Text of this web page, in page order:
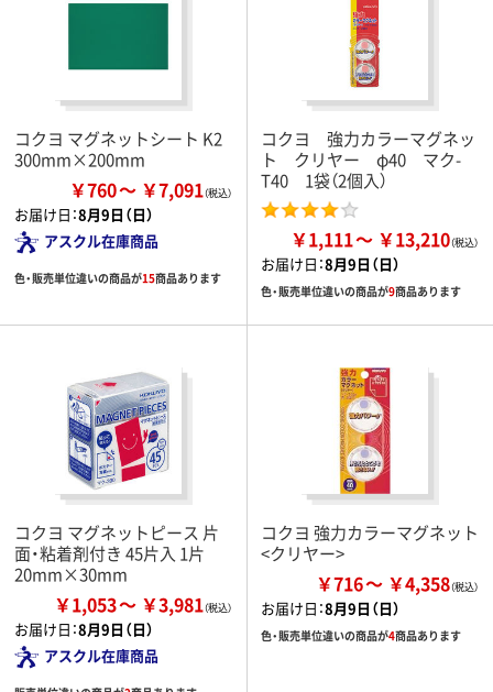
コクヨ マグネットシート K2
300mm×200mm
￥760 ￥7,091
お届け日：8月9日（日）
アスクル在庫商品
色・販売単位違いの商品が15商品あります
コクヨ 強力カラーマグネッ
ト クリヤー φ40 マク-
T40 1袋（2個入）
￥1,111 ￥13,210
お届け日：8月9日（日）
色・販売単位違いの商品が9商品あります
コクヨ マグネットピース 片
面・粘着剤付き 45片入 1片
20mm×30mm
￥1,053 ￥3,981
お届け日：8月9日（日）
アスクル在庫商品
コクヨ 強力カラーマグネット
<クリヤー>
￥716 ￥4,358
お届け日：8月9日（日）
色・販売単位違いの商品が4商品あります